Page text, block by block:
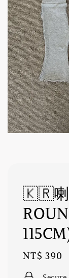
🇰🇷喇
Regular
price
NT$ 390